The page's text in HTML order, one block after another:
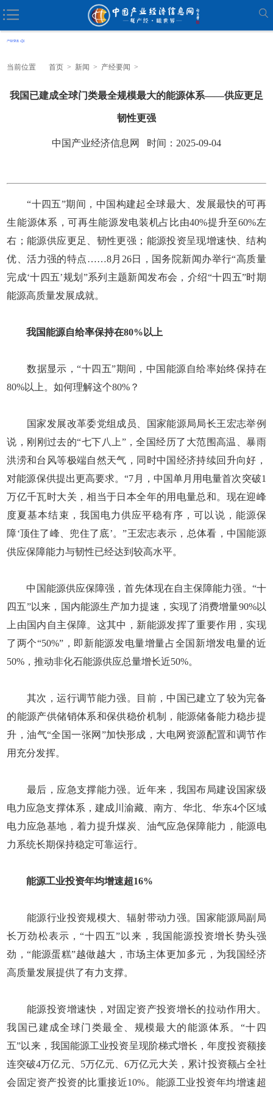
当前位置 首页 > 新闻 > 产经要闻 >
我国已建成全球门类最全规模最大的能源体系——供应更足
韧性更强
中国产业经济信息网 时间：2025-09-04
“十四五”期间，中国构建起全球最大、发展最快的可再
生能源体系，可再生能源发电装机占比由40%提升至60%左
右；能源供应更足、韧性更强；能源投资呈现增速快、结构
优、活力强的特点……8月26日，国务院新闻办举行“高质量
完成‘十四五’规划”系列主题新闻发布会，介绍“十四五”时期
能源高质量发展成就。
我国能源自给率保持在80%以上
数据显示，“十四五”期间，中国能源自给率始终保持在
80%以上。如何理解这个80%？
国家发展改革委党组成员、国家能源局局长王宏志举例
说，刚刚过去的“七下八上”，全国经历了大范围高温、暴雨
洪涝和台风等极端自然天气，同时中国经济持续回升向好，
对能源保供提出更高要求。“7月，中国单月用电量首次突破1
万亿千瓦时大关，相当于日本全年的用电量总和。现在迎峰
度夏基本结束，我国电力供应平稳有序，可以说，能源保
障‘顶住了峰、兜住了底’。”王宏志表示，总体看，中国能源
供应保障能力与韧性已经达到较高水平。
中国能源供应保障强，首先体现在自主保障能力强。“十
四五”以来，国内能源生产加力提速，实现了消费增量90%以
上由国内自主保障。这其中，新能源发挥了重要作用，实现
了两个“50%”，即新能源发电量增量占全国新增发电量的近
50%，推动非化石能源供应总量增长近50%。
其次，运行调节能力强。目前，中国已建立了较为完备
的能源产供储销体系和保供稳价机制，能源储备能力稳步提
升，油气“全国一张网”加快形成，大电网资源配置和调节作
用充分发挥。
最后，应急支撑能力强。近年来，我国布局建设国家级
电力应急支撑体系，建成川渝藏、南方、华北、华东4个区域
电力应急基地，着力提升煤炭、油气应急保障能力，能源电
力系统长期保持稳定可靠运行。
能源工业投资年均增速超16%
能源行业投资规模大、辐射带动力强。国家能源局副局
长万劲松表示，“十四五”以来，我国能源投资增长势头强
劲，“能源蛋糕”越做越大，市场主体更加多元，为我国经济
高质量发展提供了有力支撑。
能源投资增速快，对固定资产投资增长的拉动作用大。
我国已建成全球门类最全、规模最大的能源体系。“十四
五”以来，我国能源工业投资呈现阶梯式增长，年度投资额接
连突破4万亿元、5万亿元、6万亿元大关，累计投资额占全社
会固定资产投资的比重接近10%。能源工业投资年均增速超